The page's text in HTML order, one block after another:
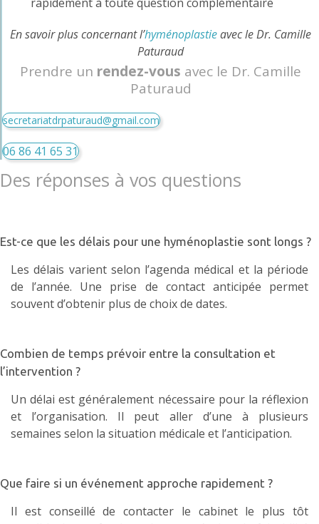
En savoir plus concernant l’hyménoplastieavec le Dr. Camille
Paturaud
Prendre un rendez-vous avec le Dr. Camille
Paturaud
secretariatdrpaturaud@gmail.com
06 86 41 65 31
Des réponses à vos questions
Est-ce que les délais pour une hyménoplastie sont longs ?
Les délais varient selon l’agenda médical et la période
de l’année. Une prise de contact anticipée permet
souvent d’obtenir plus de choix de dates.
Combien de temps prévoir entre la consultation et
l’intervention ?
Un délai est généralement nécessaire pour la réflexion
et l’organisation. Il peut aller d’une à plusieurs
semaines selon la situation médicale et l’anticipation.
Que faire si un événement approche rapidement ?
Il est conseillé decontacter le cabinetle plus tôt